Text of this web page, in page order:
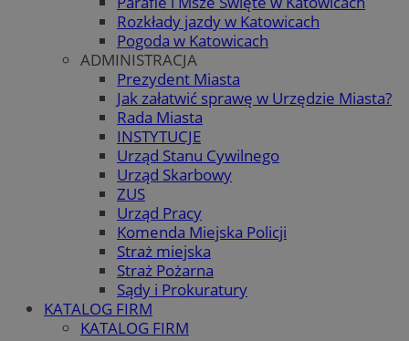
Rozkłady jazdy w Katowicach
Pogoda w Katowicach
ADMINISTRACJA
Prezydent Miasta
Jak załatwić sprawę w Urzędzie Miasta?
Rada Miasta
INSTYTUCJE
Urząd Stanu Cywilnego
Urząd Skarbowy
ZUS
Urząd Pracy
Komenda Miejska Policji
Straż miejska
Straż Pożarna
Sądy i Prokuratury
KATALOG FIRM
KATALOG FIRM